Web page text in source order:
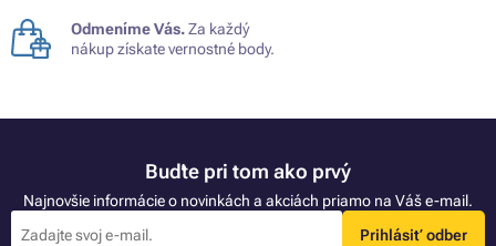
Odmeníme Vás.Za každý
nákup získate vernostné body.
Buďte pri tom ako prvý
Najnovšie informácie o novinkách a akciách priamo na Váš e-mail.
Prihlásiť odber